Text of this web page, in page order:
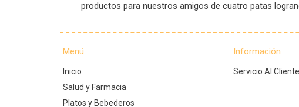
productos para nuestros amigos de cuatro patas
Menú
Inicio
Salud y Farmacia
Platos y Bebederos
Información
Servicio Al Cliente